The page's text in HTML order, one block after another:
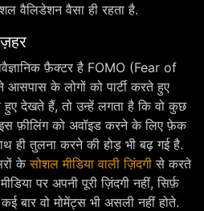
वैलिडेशन वैसा ही रहता है.
फ़ैक्टर है FOMO (Fear of
के लोगों को पार्टी करते हुए
देखते हैं, तो उन्हें लगता है कि वो कुछ
फ़ीलिंग को अवॉइड करने के लिए फ़ेक
ही तुलना करने की होड़ भी बढ़ गई है.
केसोशल मीडिया वाली ज़िंदगी से करते
पर अपनी पूरी ज़िंदगी नहीं, सिर्फ़
बार वो मोमेंट्स भी असली नहीं होते.